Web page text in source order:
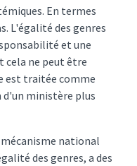
En termes
L'égalité des genres
et une
ne peut être
est traitée comme
d'un ministère plus
national
des genres, a des